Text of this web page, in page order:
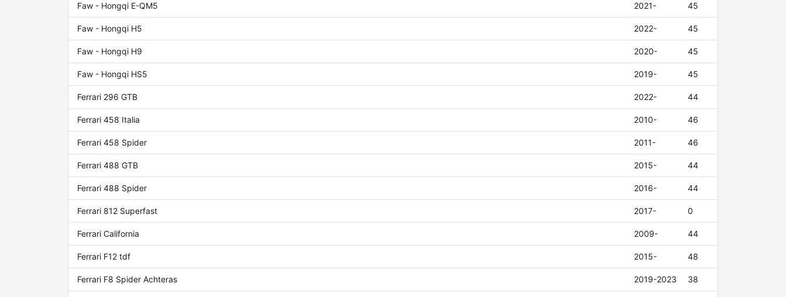
Faw - Hongqi E-QM5 2021- 45
Faw - Hongqi H5 2022- 45
Faw - Hongqi H9 2020- 45
Faw - Hongqi HS5 2019- 45
Ferrari 296 GTB 2022- 44
Ferrari 458 Italia 2010- 46
Ferrari 458 Spider 2011- 46
Ferrari 488 GTB 2015- 44
Ferrari 488 Spider 2016- 44
Ferrari 812 Superfast 2017- 0
Ferrari California 2009- 44
Ferrari F12 tdf 2015- 48
Ferrari F8 Spider Achteras 2019-2023 38